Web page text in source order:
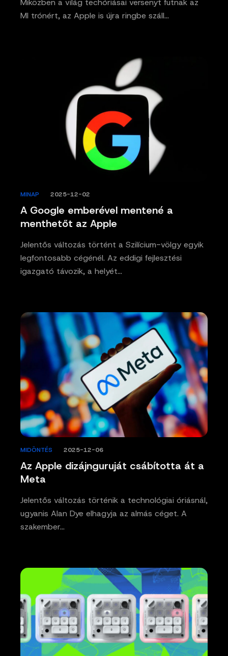
MI trónért, az Apple is újra ringbe száll…
A Google emberével mentené a
menthetőt az Apple
MINAP 2025-12-02
Jelentős változás történt a Szilícium-völgy egyik
legfontosabb cégénél. Az eddigi fejlesztési
igazgató távozik, a helyét…
Az Apple dizájnguruját csábította át a
Meta
MIDÖNTÉS 2025-12-06
Jelentős változás történik a technológiai óriásnál,
ugyanis Alan Dye elhagyja az almás céget. A
szakember…